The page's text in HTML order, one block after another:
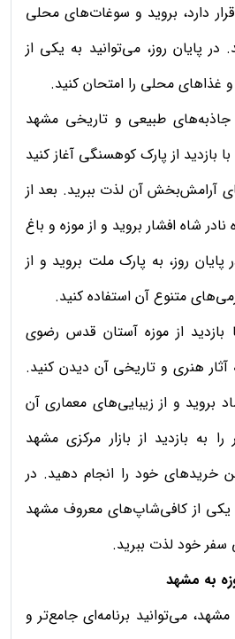
دارد، بروید و سوغات‌های محلی
پایان روز، می‌توانید به یکی از
غذاهای محلی را امتحان کنید.
جاذبه‌های طبیعی و تاریخی مشهد
از پارک کوهسنگی آغاز کنید
آرامش‌بخش آن لذت ببرید. بعد از
نادر شاه افشار بروید و از موزه و باغ
پایان روز، به پارک ملت بروید و از
متنوع آن استفاده کنید.
بازدید از موزه آستان قدس رضوی
هنری و تاریخی آن دیدن کنید.
و از زیبایی‌های معماری آن
به بازدید از بازار مرکزی مشهد
خود را انجام دهید. در
یکی از کافی‌شاپ‌های معروف مشهد
سفر خود لذت ببرید.
5 روزه به مشهد، می‌توانید برنامه‌ای جامع‌تر و